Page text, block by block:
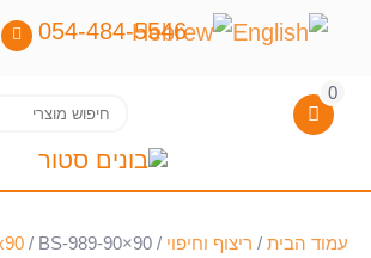
054-484-5546
חיפוש
0
עמוד הבית/ ריצוף וחיפוי /